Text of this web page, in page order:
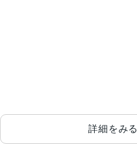
詳細をみる